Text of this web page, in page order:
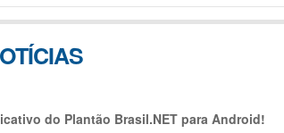
do Plantão Brasil.NET para Android!